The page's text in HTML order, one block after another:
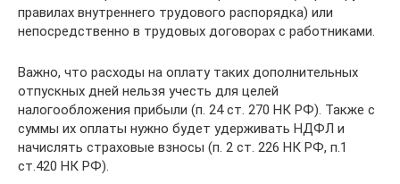
правилах внутреннего трудового распорядка) или
непосредственно в трудовых договорах с работниками.
Важно, что расходы на оплату таких дополнительных
отпускных дней нельзя учесть для целей
налогообложения прибыли (п. 24 ст. 270 НК РФ). Также с
суммы их оплаты нужно будет удерживать НДФЛ и
начислять страховые взносы (п. 2 ст. 226 НК РФ, п.1
ст.420 НК РФ).